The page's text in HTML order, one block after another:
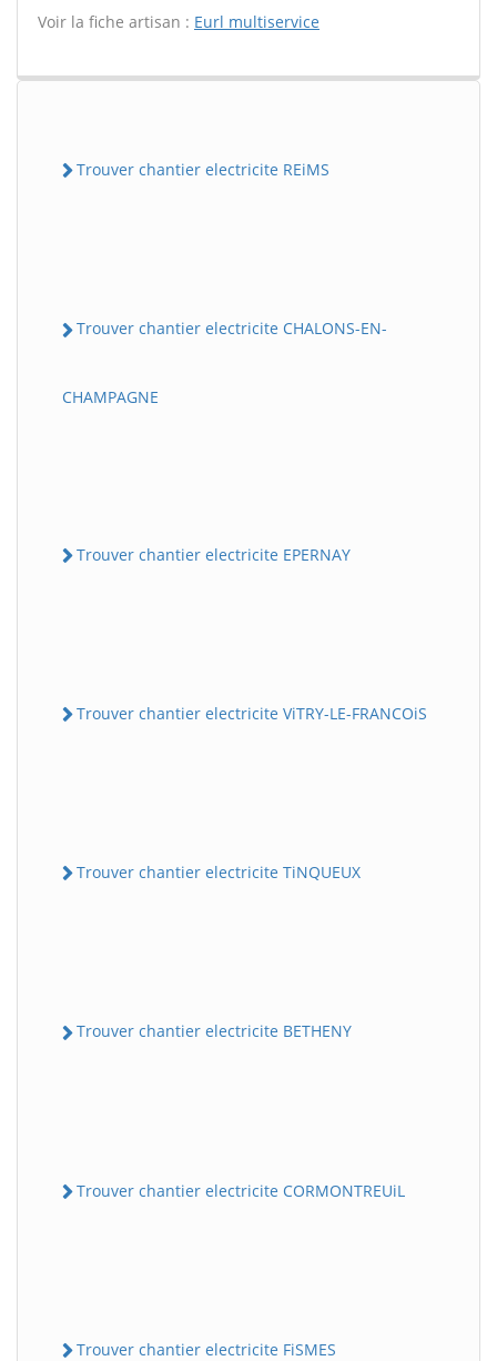
Voir la fiche artisan : Eurl multiservice
Trouver chantier electricite REiMS
Trouver chantier electricite CHALONS-EN-
CHAMPAGNE
Trouver chantier electricite EPERNAY
Trouver chantier electricite ViTRY-LE-FRANCOiS
Trouver chantier electricite TiNQUEUX
Trouver chantier electricite BETHENY
Trouver chantier electricite CORMONTREUiL
Trouver chantier electricite FiSMES